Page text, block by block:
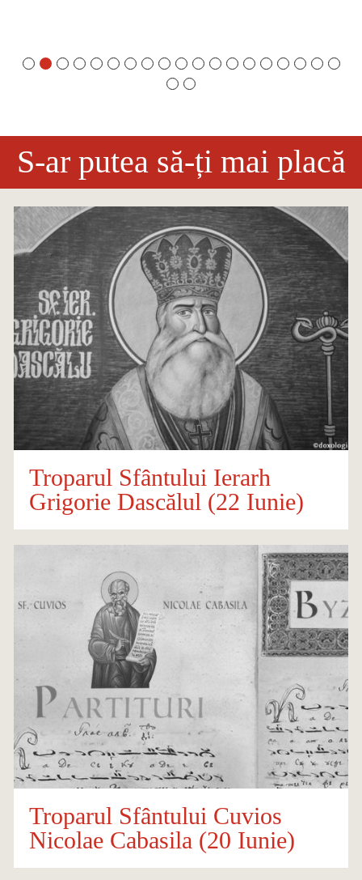
S-ar putea să-ți mai placă
Troparul Sfântului Ierarh
Grigorie Dascălul (22 Iunie)
Troparul Sfântului Cuvios
Nicolae Cabasila (20 Iunie)